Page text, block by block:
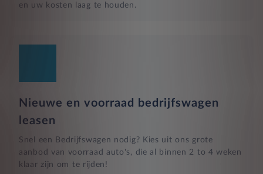
en uw kosten laag te houden.
Nieuwe en voorraad bedrijfswagen
leasen
Snel een Bedrijfswagen nodig? Kies uit ons grote
aanbod van voorraad auto's, die al binnen 2 to 4 weken
klaar zijn om te rijden!